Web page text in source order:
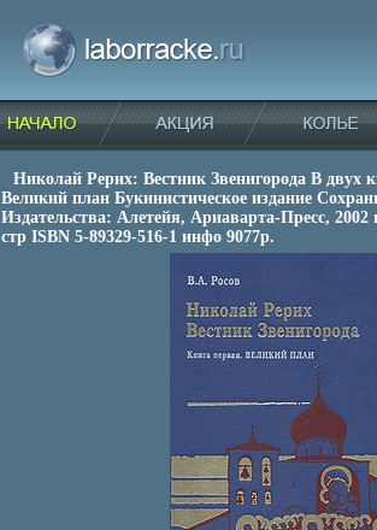
Николай Рерих: Вестник Звенигорода В двух
Великий план Букинистическое издание
Издательства: Алетейя, Ариаварта-Пресс, 2002
стр ISBN 5-89329-516-1 инфо 9077p.